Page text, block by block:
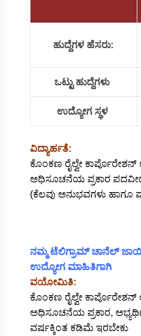
ಹುದ್ದೆಗಳ ಹೆಸರು:
ಒಟ್ಟು ಹುದ್ದೆಗಳು
ಉದ್ಯೋಗ ಸ್ಥಳ
ವಿದ್ಯಾರ್ಹತೆ:
ಕೊಂಕಣ ರೈಲ್ವೇ
ಅಧಿಸೂಚನೆಯ ಪ್ರಕಾರ
(ಕೆಲವು ಅನುಭವಗಳು ಹಾಗೂ
ನಮ್ಮ ಟೆಲಿಗ್ರಾಮ್ ಚಾನೆಲ್
ಉದ್ಯೋಗ ಮಾಹಿತಿಗಾಗಿ
ವಯೋಮಿತಿ:
ಕೊಂಕಣ ರೈಲ್ವೇ
ಅಧಿಸೂಚನೆಯ ಪ್ರಕಾರ,
ವರ್ಷಕ್ಕಿಂತ ಕಡಿಮೆ ಇರಬೇಕು